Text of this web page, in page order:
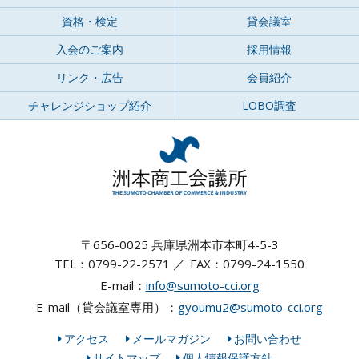
資格・検定
貸会議室
入会のご案内
採用情報
リンク・広告
会員紹介
チャレンジショップ紹介
LOBO調査
〒656-0025 兵庫県洲本市本町4-5-3
TEL：0799-22-2571
FAX：0799-24-1550
E-mail： info@sumoto-cci.org
E-mail（貸会議室専用）： gyoumu2@sumoto-cci.org
アクセス メールマガジン
お問い合わせ